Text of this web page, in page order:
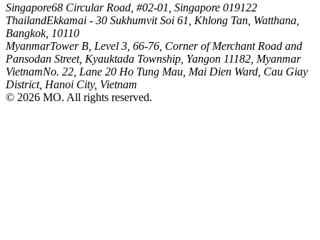
Singapore68 Circular Road, #02-01, Singapore 019122
ThailandEkkamai - 30 Sukhumvit Soi 61, Khlong Tan, Watthana,
Bangkok, 10110
MyanmarTower B, Level 3, 66-76, Corner of Merchant Road and
Pansodan Street, Kyauktada Township, Yangon 11182, Myanmar
VietnamNo. 22, Lane 20 Ho Tung Mau, Mai Dien Ward, Cau Giay
District, Hanoi City, Vietnam
© 2026 MO. All rights reserved.